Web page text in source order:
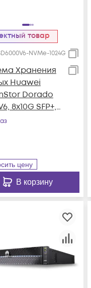
товар
NVMe-1024G
Хранения
Huawei
Dorado
8x10G SFP+,
RDMA
цену
В корзину